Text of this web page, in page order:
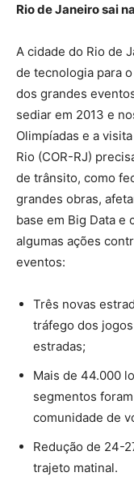
Rio de Janeiro sai
A cidade do Rio de
de tecnologia para
dos grandes
sediar em 2013 e
Olimpíadas e a
Rio (COR-RJ)
de trânsito, como
grandes obras,
base em Big Data e
algumas ações
eventos:
Três novas
tráfego dos
estradas;
Mais de 44.000
segmentos
comunidade de
Redução de 24-
trajeto matinal.